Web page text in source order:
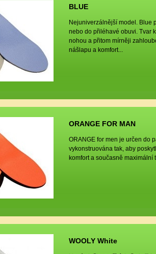
BLUE
Nejuniverzálnější model. Blue
nebo do přiléhavé obuvi. Tvar
nohou a přitom mírněji
nášlapu a komfort...
ORANGE FOR MAN
ORANGE for men je určen do
vykonstruována tak, aby
komfort a současně maximální
WOOLY White